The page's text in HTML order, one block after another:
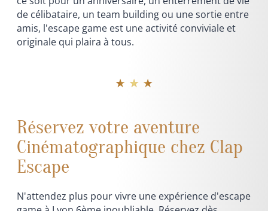
de célibataire, un team building ou une sortie entre
amis, l'escape game est une activité conviviale et
originale qui plaira à tous.
★ ★ ★
Réservez votre aventure
Cinématographique chez Clap
Escape
N'attendez plus pour vivre une expérience d'escape